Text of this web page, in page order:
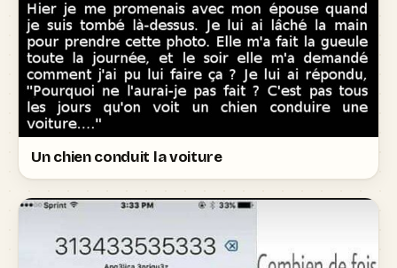
Un chien conduit la voiture